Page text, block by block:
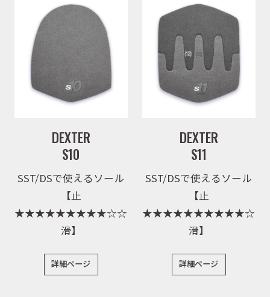
取扱商品
取扱ブランド
商品カタログ
取扱店舗
WEBショップ
DEXTER
S10
SST/DSで使えるソール
【止
★★★★★★★★★☆☆
滑】
詳細ページ
DEXTER
S11
SST/DSで使えるソール
【止
★★★★★★★★★★☆
滑】
詳細ページ